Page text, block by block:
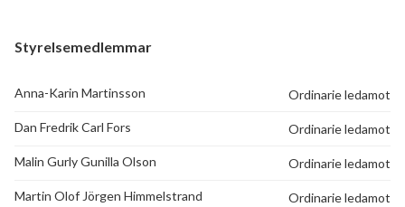
Styrelsemedlemmar
Anna-Karin Martinsson Ordinarie ledamot
Dan Fredrik Carl Fors Ordinarie ledamot
Malin Gurly Gunilla Olson Ordinarie ledamot
Martin Olof Jörgen Himmelstrand Ordinarie ledamot